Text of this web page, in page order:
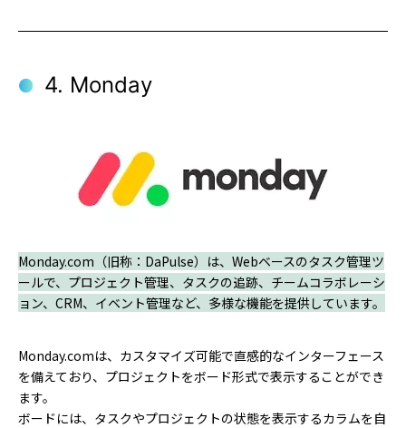
4. Monday
Monday.com（旧称：DaPulse）は、Webベースのタスク管理ツ
ールで、プロジェクト管理、タスクの追跡、チームコラボレーシ
ョン、CRM、イベント管理など、多様な機能を提供しています。
Monday.comは、カスタマイズ可能で直感的なインターフェース
を備えており、プロジェクトをボード形式で表示することができ
ます。
ボードには、タスクやプロジェクトの状態を表示するカラムを自